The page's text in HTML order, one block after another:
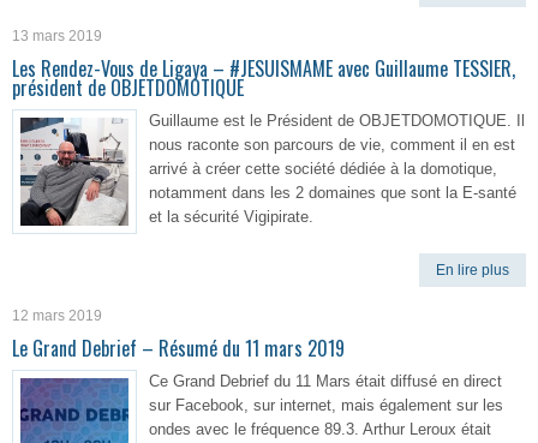
13 mars 2019
Les Rendez-Vous de Ligaya – #JESUISMAME avec Guillaume TESSIER,
président de OBJETDOMOTIQUE
Guillaume est le Président de OBJETDOMOTIQUE. Il
nous raconte son parcours de vie, comment il en est
arrivé à créer cette société dédiée à la domotique,
notamment dans les 2 domaines que sont la E-santé
et la sécurité Vigipirate.
En lire plus
12 mars 2019
Le Grand Debrief – Résumé du 11 mars 2019
Ce Grand Debrief du 11 Mars était diffusé en direct
sur Facebook, sur internet, mais également sur les
ondes avec le fréquence 89.3. Arthur Leroux était